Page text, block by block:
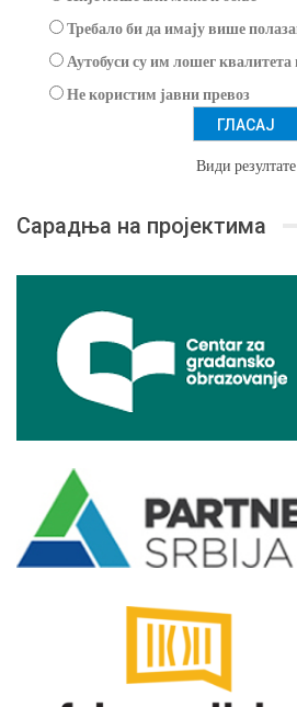
Требало би да имају више
Аутобуси су им лошег квалитета
Не користим јавни превоз
Види резултате
Сарадња на пројектима